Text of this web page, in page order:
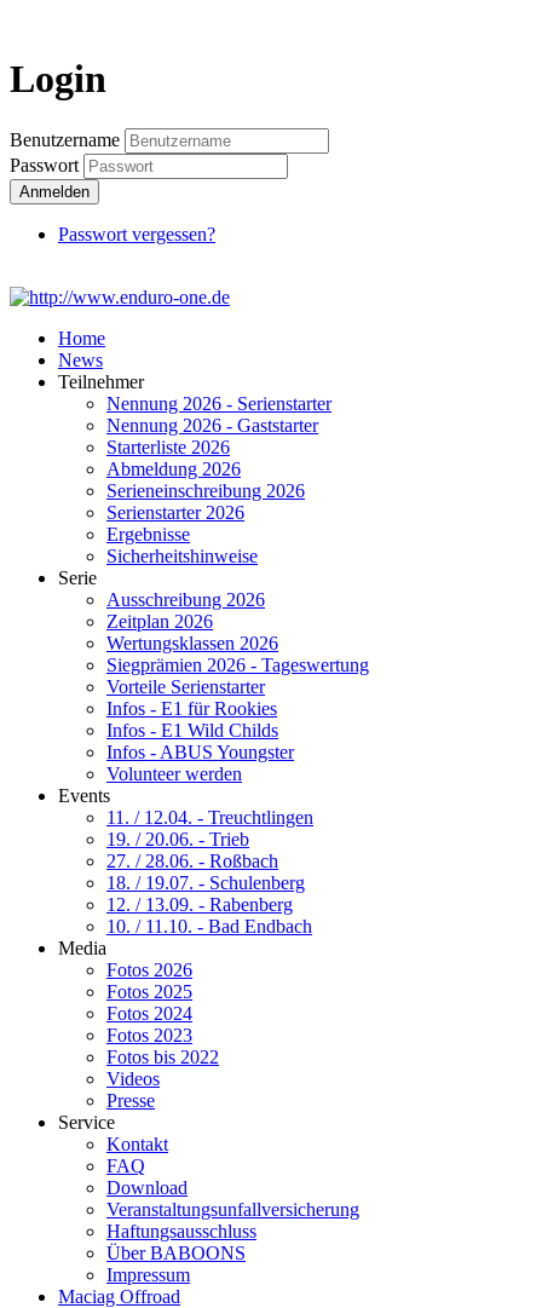
Login
Benutzername
Passwort
Anmelden
Passwort vergessen?
Home
News
Teilnehmer
Nennung 2026 - Serienstarter
Nennung 2026 - Gaststarter
Starterliste 2026
Abmeldung 2026
Serieneinschreibung 2026
Serienstarter 2026
Ergebnisse
Sicherheitshinweise
Serie
Ausschreibung 2026
Zeitplan 2026
Wertungsklassen 2026
Siegprämien 2026 - Tageswertung
Vorteile Serienstarter
Infos - E1 für Rookies
Infos - E1 Wild Childs
Infos - ABUS Youngster
Volunteer werden
Events
11. / 12.04. - Treuchtlingen
19. / 20.06. - Trieb
27. / 28.06. - Roßbach
18. / 19.07. - Schulenberg
12. / 13.09. - Rabenberg
10. / 11.10. - Bad Endbach
Media
Fotos 2026
Fotos 2025
Fotos 2024
Fotos 2023
Fotos bis 2022
Videos
Presse
Service
Kontakt
FAQ
Download
Veranstaltungsunfallversicherung
Haftungsausschluss
Über BABOONS
Impressum
Maciag Offroad